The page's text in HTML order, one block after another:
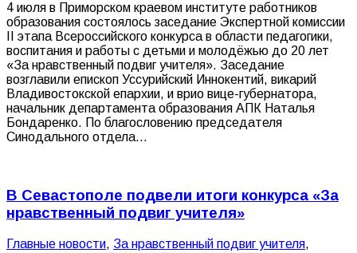
4 июля в Приморском краевом институте работников
образования состоялось заседание Экспертной комиссии
II этапа Всероссийского конкурса в области педагогики,
воспитания и работы с детьми и молодёжью до 20 лет
«За нравственный подвиг учителя». Заседание
возглавили епископ Уссурийский Иннокентий, викарий
Владивостокской епархии, и врио вице-губернатора,
начальник департамента образования АПК Наталья
Бондаренко. По благословению председателя
Синодального отдела…
В Севастополе подвели итоги конкурса «За
нравственный подвиг учителя»
Главные новости, За нравственный подвиг учителя,